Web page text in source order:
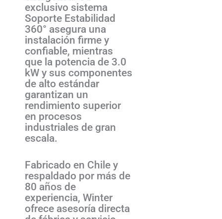
exclusivo sistema
Soporte Estabilidad
360° asegura una
instalación firme y
confiable, mientras
que la potencia de 3.0
kW y sus componentes
de alto estándar
garantizan un
rendimiento superior
en procesos
industriales de gran
escala.
Fabricado en Chile y
respaldado por más de
80 años de
experiencia, Winter
ofrece asesoría directa